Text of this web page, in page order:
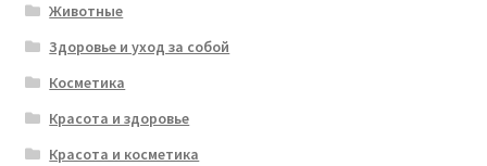
Животные
Здоровье и уход за собой
Косметика
Красота и здоровье
Красота и косметика